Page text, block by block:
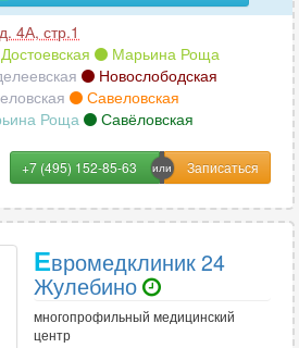
3
сустава) 12
4А, стр.1
Достоевская
Марьина Роща
Новослободская
Савеловская
Роща Савёловская
+7 (495) 152-85-63
Евромедклиник 24
Жулебино
многопрофильный медицинский
центр